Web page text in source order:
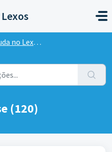
no Lexos ERP
(120)